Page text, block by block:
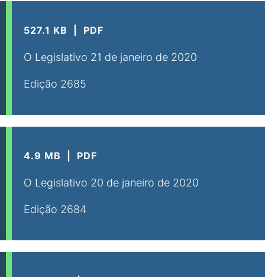
527.1 KB PDF
O Legislativo 21 de janeiro de 2020
Edição 2685
4.9 MB PDF
O Legislativo 20 de janeiro de 2020
Edição 2684